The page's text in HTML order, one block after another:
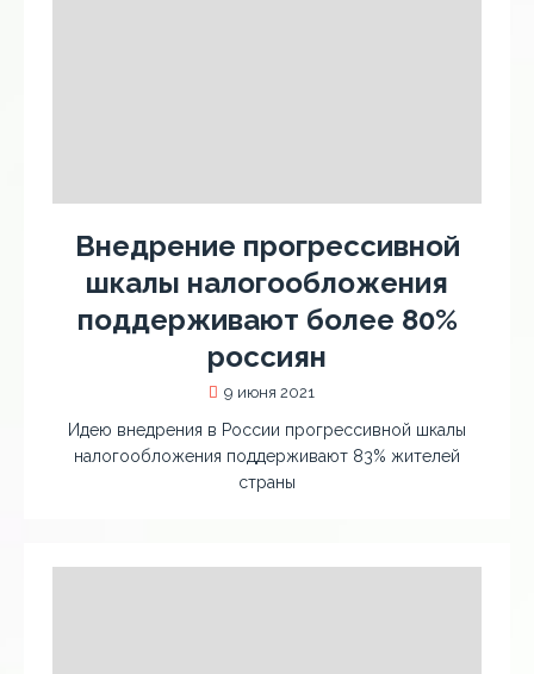
Внедрение прогрессивной
шкалы налогообложения
поддерживают более 80%
россиян
9 июня 2021
Идею внедрения в России прогрессивной шкалы
налогообложения поддерживают 83% жителей
страны